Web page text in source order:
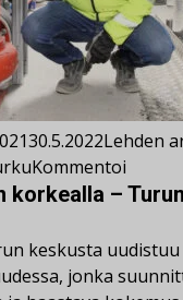
30.5.2022Lehden
Kommentoi
korkealla –
keskusta uudistuu
jonka